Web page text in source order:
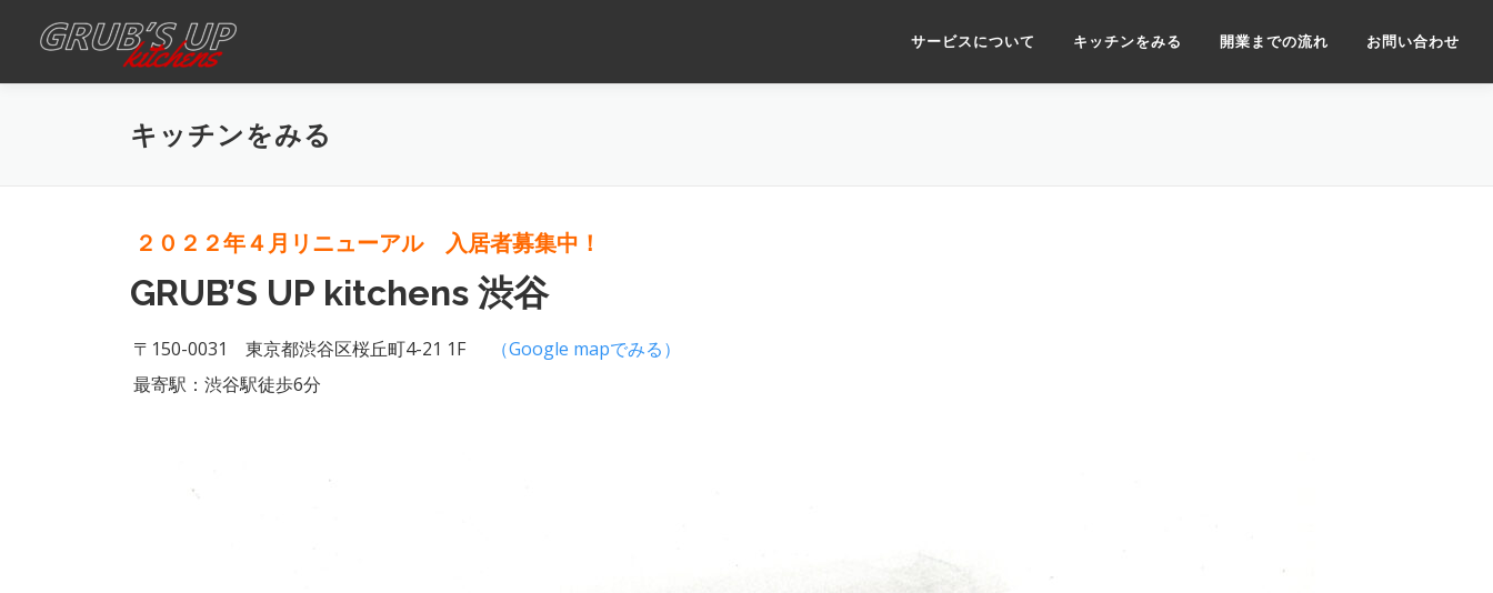
サービスについて キッチンをみる 開業までの流れ お問い合わせ
キッチンをみる
２０２２年４月リニューアル 入居者募集中！
GRUB’S UP kitchens 渋谷
〒150-0031 東京都渋谷区桜丘町4-21 1F
（Google mapでみる）
最寄駅：渋谷駅徒歩6分